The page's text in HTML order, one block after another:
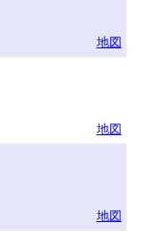
地図
地図
地図